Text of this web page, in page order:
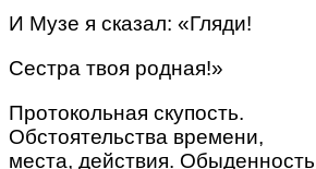
И Музе я сказал: «Гляди!
Сестра твоя родная!»
Протокольная скупость.
Обстоятельства времени,
места, действия. Обыденность